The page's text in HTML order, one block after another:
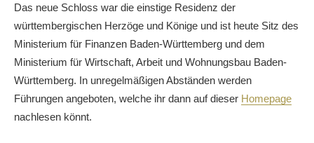
Das neue Schloss war die einstige Residenz der
württembergischen Herzöge und Könige und ist heute Sitz des
Ministerium für Finanzen Baden-Württemberg und dem
Ministerium für Wirtschaft, Arbeit und Wohnungsbau Baden-
Württemberg. In unregelmäßigen Abständen werden
Führungen angeboten, welche ihr dann auf dieser Homepage
nachlesen könnt.